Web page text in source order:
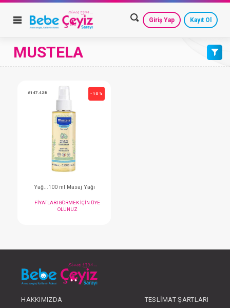
Giriş Yap Kayıt Ol
MUSTELA
VARSAYILAN
#147.428
OLUNUZ
HAKKIMIZDA
TESLIMAT ŞARTLARI